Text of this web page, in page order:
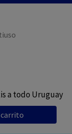
a todo Uruguay